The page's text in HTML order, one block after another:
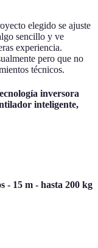
elegido se ajuste
sencillo y ve
experiencia.
pero que no
técnicos.
inversora
inteligente,
- 15 m - hasta 200 kg